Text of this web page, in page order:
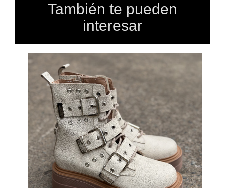
También te pueden
interesar